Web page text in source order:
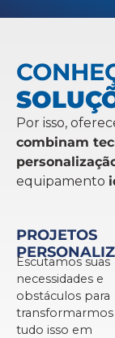
Por isso,
combinam
equipamento
PROJETOS
Escutamos suas
necessidades e
obstáculos para
transformarmos
tudo isso em